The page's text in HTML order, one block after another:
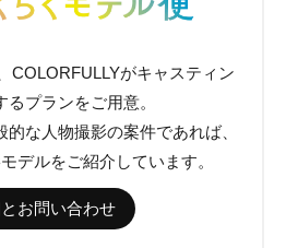
COLORFULLYがキャスティン
るプランをご用意。
な人物撮影の案件であれば、
デルをご紹介しています。
お問い合わせ